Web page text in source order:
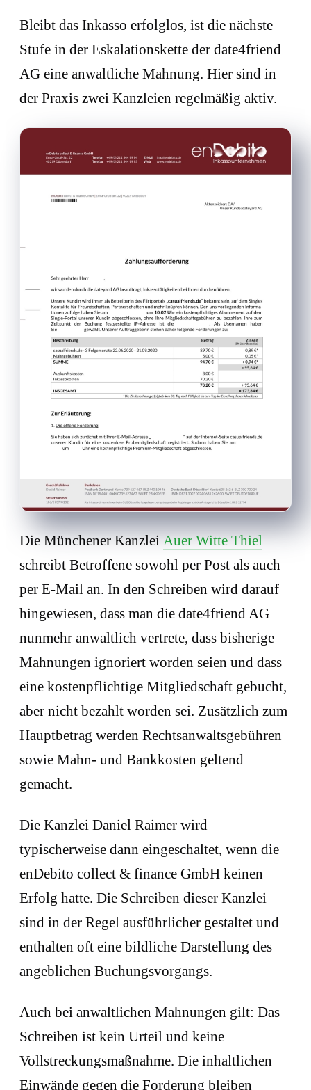
Bleibt das Inkasso erfolglos, ist die nächste
Stufe in der Eskalationskette der date4friend
AG eine anwaltliche Mahnung. Hier sind in
der Praxis zwei Kanzleien regelmäßig aktiv.
Die Münchener KanzleiAuer Witte Thiel
schreibt Betroffene sowohl per Post als auch
per E-Mail an. In den Schreiben wird darauf
hingewiesen, dass man die date4friend AG
nunmehr anwaltlich vertrete, dass bisherige
Mahnungen ignoriert worden seien und dass
eine kostenpflichtige Mitgliedschaft gebucht,
aber nicht bezahlt worden sei. Zusätzlich zum
Hauptbetrag werden Rechtsanwaltsgebühren
sowie Mahn- und Bankkosten geltend
gemacht.
Die Kanzlei Daniel Raimer wird
typischerweise dann eingeschaltet, wenn die
enDebito collect & finance GmbH keinen
Erfolg hatte. Die Schreiben dieser Kanzlei
sind in der Regel ausführlicher gestaltet und
enthalten oft eine bildliche Darstellung des
angeblichen Buchungsvorgangs.
Auch bei anwaltlichen Mahnungen gilt: Das
Schreiben ist kein Urteil und keine
Vollstreckungsmaßnahme. Die inhaltlichen
Einwände gegen die Forderung bleiben